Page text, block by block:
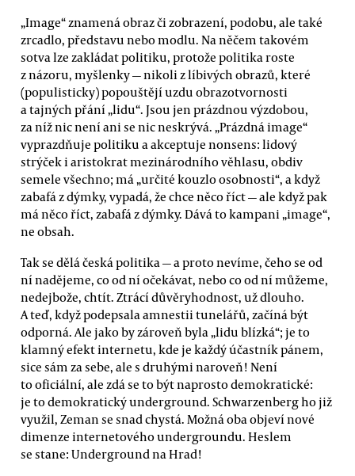
„Image“ znamená obraz či zobrazení, podobu, ale také
zrcadlo, představu nebo modlu. Na něčem takovém
sotva lze zakládat politiku, protože politika roste
z názoru, myšlenky — nikoli z líbivých obrazů, které
(populisticky) popouštějí uzdu obrazotvornosti
a tajných přání „lidu“. Jsou jen prázdnou výzdobou,
za níž nic není ani se nic neskrývá. „Prázdná image“
vyprazdňuje politiku a akceptuje nonsens: lidový
strýček i aristokrat mezinárodního věhlasu, obdiv
semele všechno; má „určité kouzlo osobnosti“, a když
zabafá z dýmky, vypadá, že chce něco říct — ale když pak
má něco říct, zabafá z dýmky. Dává to kampani „image“,
ne obsah.
Tak se dělá česká politika — a proto nevíme, čeho se od
ní nadějeme, co od ní očekávat, nebo co od ní můžeme,
nedejbože, chtít. Ztrácí důvěryhodnost, už dlouho.
A teď, když podepsala amnestii tunelářů, začíná být
odporná. Ale jako by zároveň byla „lidu blízká“; je to
klamný efekt internetu, kde je každý účastník pánem,
sice sám za sebe, ale s druhými naroveň! Není
to oficiální, ale zdá se to být naprosto demokratické:
je to demokratický underground. Schwarzenberg ho již
využil, Zeman se snad chystá. Možná oba objeví nové
dimenze internetového undergroundu. Heslem
se stane: Underground na Hrad!